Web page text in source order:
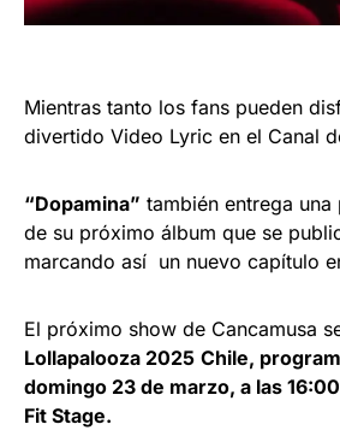
Mientras tanto los fans pueden
divertido Video Lyric en el Canal
“Dopamina” también entrega
de su próximo álbum que se
marcando así un nuevo capítulo
El próximo show de Cancamusa
Lollapalooza 2025 Chile,
domingo 23 de marzo, a las
Fit Stage.